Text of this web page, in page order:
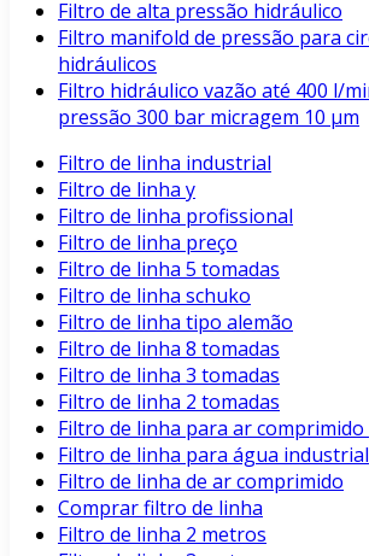
Filtro de alta pressão hidráulico
Filtro manifold de pressão para
hidráulicos
Filtro hidráulico vazão até 400 l/
pressão 300 bar micragem 10 μm
Filtro de linha industrial
Filtro de linha y
Filtro de linha profissional
Filtro de linha preço
Filtro de linha 5 tomadas
Filtro de linha schuko
Filtro de linha tipo alemão
Filtro de linha 8 tomadas
Filtro de linha 3 tomadas
Filtro de linha 2 tomadas
Filtro de linha para ar comprimido
Filtro de linha para água industrial
Filtro de linha de ar comprimido
Comprar filtro de linha
Filtro de linha 2 metros